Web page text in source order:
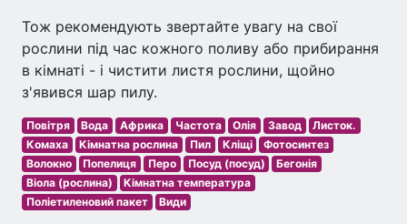
Тож рекомендують звертайте увагу на свої
рослини під час кожного поливу або прибирання
в кімнаті - і чистити листя рослини, щойно
з'явився шар пилу.
Повітря Вода Африка Частота Олія Завод
Листок.
Комаха
Кімнатна рослина Пил Кліщі
Фотосинтез
Волокно
Попелиця Перо Посуд (посуд)
Бегонія
Віола (рослина)
Кімнатна температура
Поліетиленовий пакет
Види